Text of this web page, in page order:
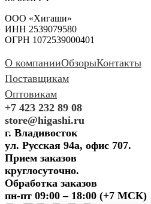
ООО «Хигаши»
ИНН 2539079580
ОГРН 1072539000401
О компанииОбзорыКонтакты
Поставщикам
Оптовикам
+7 423 232 89 08
store@higashi.ru
г. Владивосток
ул. Русская 94а, офис 707.
Прием заказов
круглосуточно.
Обработка заказов
пн-пт 09:00 – 18:00 (+7 МСК)